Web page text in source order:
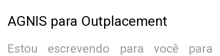
AGNIS para Outplacement
Estou escrevendo para você para